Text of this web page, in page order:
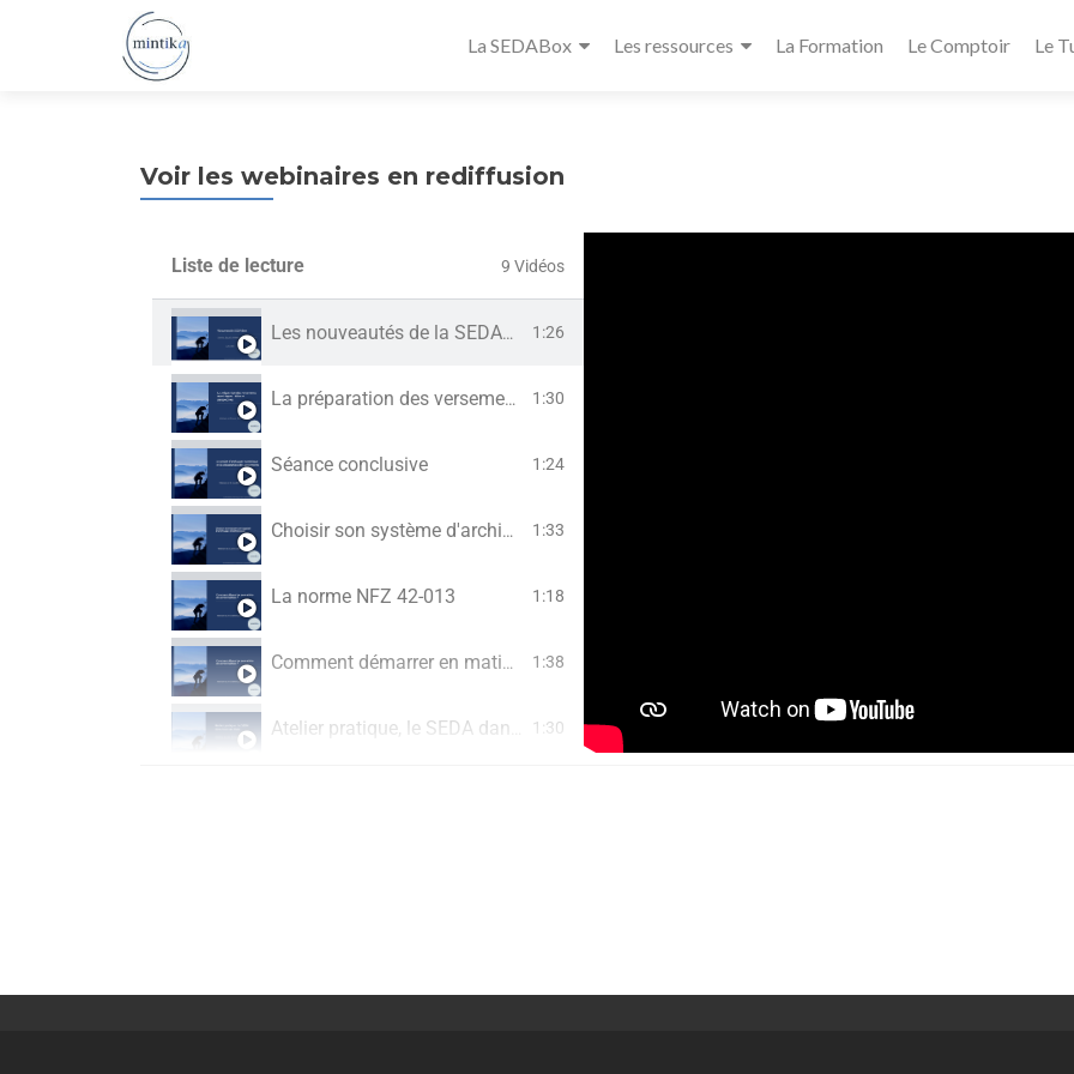
La SEDABox Les ressources La Formation Le Comptoir Le
Voir les webinaires en rediffusion
Liste de lecture 9 Vidéos
Les nouveautés de la SEDABox en 2026 1:26
La préparation des versements numériques : bilan et perspectives 1:30
Séance conclusive 1:24
Choisir son système d'archivage électronique 1:33
La norme NFZ 42-013 1:18
Comment démarrer en matière de pérennisation ? (Replay du webinaire du 19 novembre 2021) 1:38
1:30